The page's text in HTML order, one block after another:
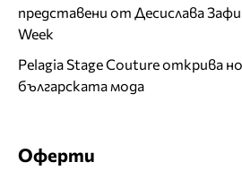
представени от Десислава
Week
Pelagia Stage Couture открива
българската мода
Оферти